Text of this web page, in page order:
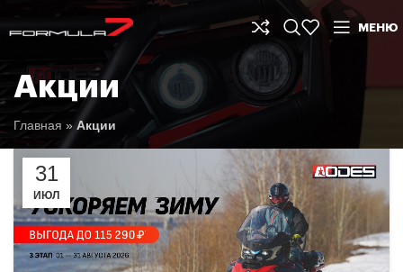
МЕНЮ
Акции
Главная »Акции
31
ИЮЛ